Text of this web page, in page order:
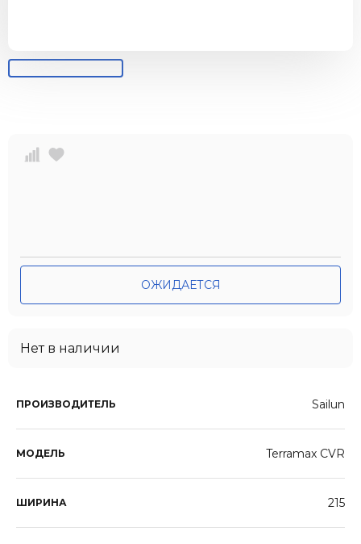
ПРОИЗВОДИТЕЛЬ Sailun
МОДЕЛЬ Terramax CVR
ШИРИНА 215
ОЖИДАЕТСЯ
Нет в наличии